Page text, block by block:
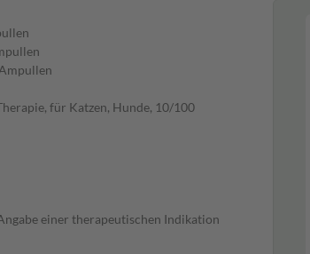
für Katzen, Hunde, 10/100
einer therapeutischen Indikation